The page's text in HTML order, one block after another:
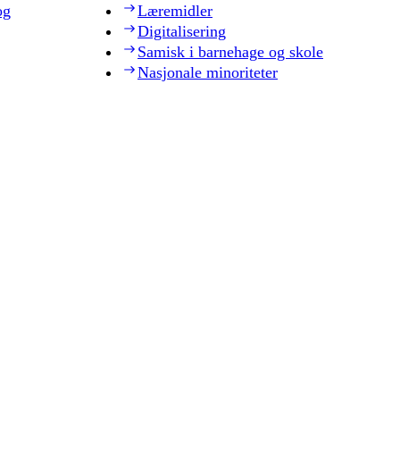
Læremidler
Digitalisering
Samisk i barnehage og skole
Nasjonale minoriteter